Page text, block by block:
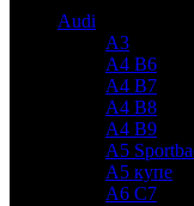
Audi
A3
A4 B6
A4 B7
A4 B8
A4 B9
A5
A5 купе
A6 C7